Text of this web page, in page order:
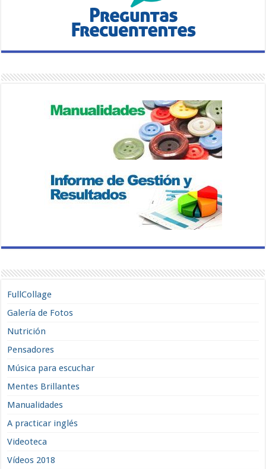
FullCollage
Galería de Fotos
Nutrición
Pensadores
Música para escuchar
Mentes Brillantes
Manualidades
A practicar inglés
Videoteca
Vídeos 2018